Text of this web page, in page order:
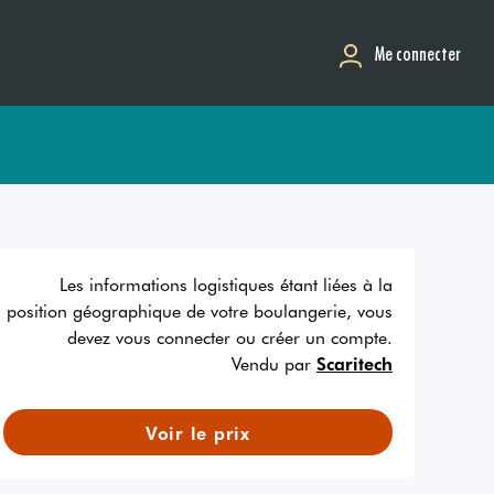
Me connecter
Les informations logistiques étant liées à la
position géographique de votre boulangerie, vous
devez vous connecter ou créer un compte.
Vendu par Scaritech
Voir le prix